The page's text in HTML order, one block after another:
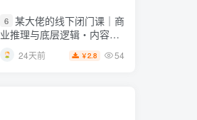
6 某大佬的线下闭门课｜商
业推理与底层逻辑・内容创
作与流量心法・AI核心概念
与Claude Code实战，打造
24天前 ￥2.8 54